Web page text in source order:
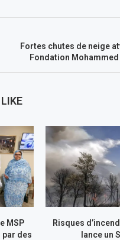
Fortes chutes de neige
Fondation
MSP
par des
Risques
lance un